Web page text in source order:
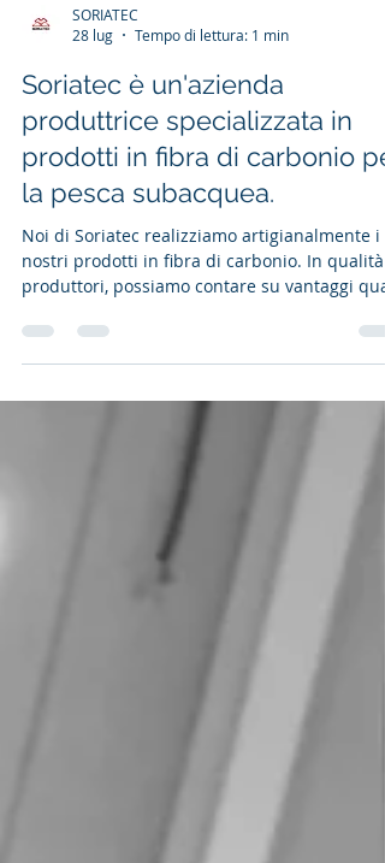
SORIATEC
28 lug
Tempo di lettura: 1 min
Soriatec è un'azienda
produttrice specializzata in
prodotti in fibra di carbonio
la pesca subacquea.
Noi di Soriatec realizziamo artigianalmente i
nostri prodotti in fibra di carbonio. In qualità
personalizzato in esclusiva per voi e una
Progettiamo i nostri prodotti da zero e
i nostri stampi, curando ogni dettaglio fino
finitura finale. Abbiam